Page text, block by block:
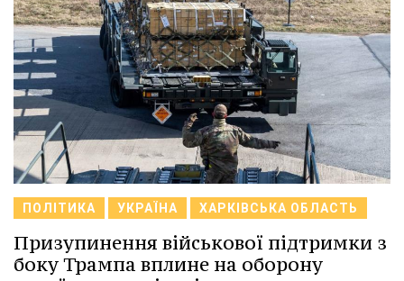
ПОЛІТИКА УКРАЇНА ХАРКІВСЬКА ОБЛАСТЬ
Призупинення військової підтримки з
боку Трампа вплине на оборону